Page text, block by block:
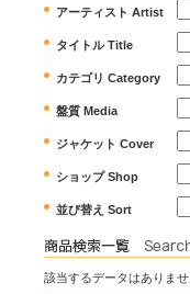
アーティスト Artist
タイトル Title
カテゴリ Category
盤質 Media
ジャケット Cover
ショップ Shop
並び替え Sort
該当するデータはありませ